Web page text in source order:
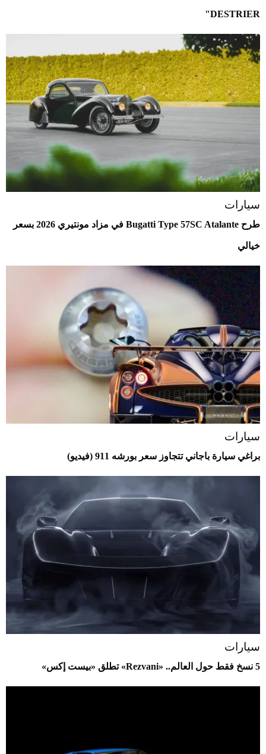
DESTRIER"
سيارات
طرح Bugatti Type 57SC Atalante في مزاد مونتيري 2026 بسعر
خيالي
سيارات
براغي سيارة باجاني تتجاوز سعر بورشه 911 (فيديو)
سيارات
5 نسخ فقط حول العالم.. «Rezvani» تطلق «بيست إكس»